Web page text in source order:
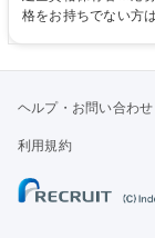
求・支払データ登録
の他に担当頂く業務が発生す
格をお持ちでない方
ール管理が出来る方
へのジョブローテーションの可
院 大学 語学力： 資
ヘルプ・お問い合わせ
利用規約